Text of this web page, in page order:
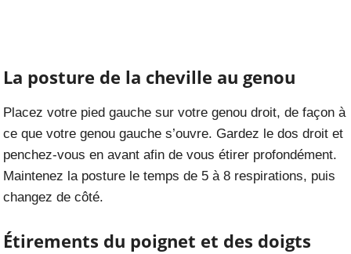
La posture de la cheville au genou
Placez votre pied gauche sur votre genou droit, de façon à
ce que votre genou gauche s’ouvre. Gardez le dos droit et
penchez-vous en avant afin de vous étirer profondément.
Maintenez la posture le temps de 5 à 8 respirations, puis
changez de côté.
Étirements du poignet et des doigts